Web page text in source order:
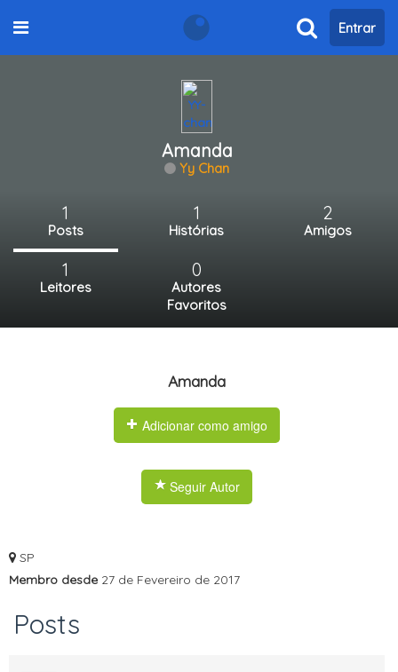
Entrar
Amanda
Yy Chan
1
Posts
1
Histórias
2
Amigos
1
Leitores
0
Autores
Favoritos
Posts
Amanda
Adicionar como amigo
Seguir Autor
SP
Membro desde 27 de Fevereiro de 2017